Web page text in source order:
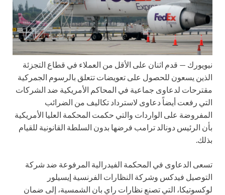
نيويورك — قدم اثنان على الأقل من العملاء في قطاع التجزئة
الذين يسعون للحصول على تعويضات تتعلق بالرسوم الجمركية
مقترحات لدعاوى جماعية في المحاكم الأمريكية ضد الشركات
التي رفعت أيضاً دعاوى لاسترداد تكاليف من الضرائب
المفروضة على الواردات والتي حكمت المحكمة العليا الأمريكية
بأن الرئيس دونالد ترامب فرضها بدون السلطة القانونية للقيام
بذلك.
تسعى الدعاوى في المحكمة الفيدرالية المرفوعة ضد شركة
التوصيل فيدكس وشركة النظارات الفرنسية إيسيلور
لوكسوتيكا، التي تصنع نظارات راي بان الشمسية، إلى ضمان